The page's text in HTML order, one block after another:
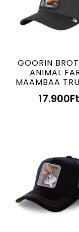
GOORIN
ANIMAL
MAAMBAA
17.900Ft